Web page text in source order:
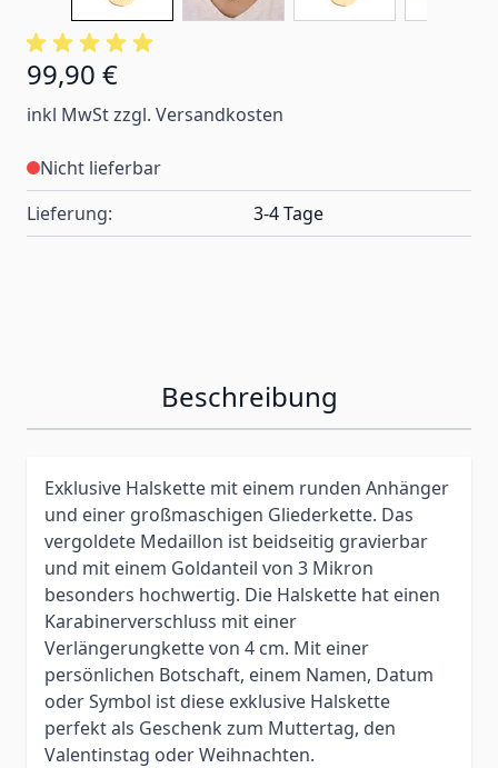
99,90 €
inkl MwSt zzgl. Versandkosten
Nicht lieferbar
Lieferung:
3-4 Tage
Beschreibung
Exklusive Halskette mit einem runden Anhänger
und einer großmaschigen Gliederkette. Das
vergoldete Medaillon ist beidseitig gravierbar
und mit einem Goldanteil von 3 Mikron
besonders hochwertig. Die Halskette hat einen
Karabinerverschluss mit einer
Verlängerungkette von 4 cm. Mit einer
persönlichen Botschaft, einem Namen, Datum
oder Symbol ist diese exklusive Halskette
perfekt als Geschenk zum Muttertag, den
Valentinstag oder Weihnachten.